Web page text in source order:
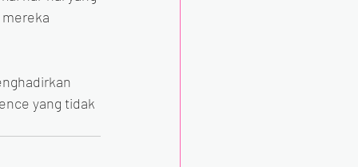
yang tidak